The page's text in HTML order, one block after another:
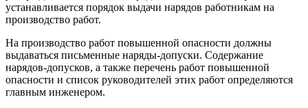
устанавливается порядок выдачи нарядов работникам на
производство работ.
На производство работ повышенной опасности должны
выдаваться письменные наряды-допуски. Содержание
нарядов-допусков, а также перечень работ повышенной
опасности и список руководителей этих работ определяются
главным инженером.